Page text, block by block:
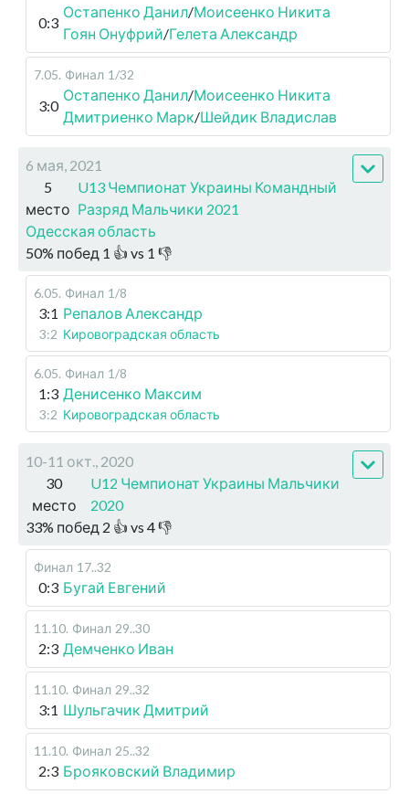
0:3
Остапенко Данил/Моисеенко Никита
Гоян Онуфрий/Гелета Александр
7.05. Финал 1/32
3:0
Остапенко Данил/Моисеенко Никита
Дмитриенко Марк/Шейдик Владислав
6 мая, 2021
5
место
U13 Чемпионат Украины Командный
Разряд Мальчики 2021
Одесская область
50% побед 1 👍 vs 1 👎
6.05. Финал 1/8
3:1 Репалов Александр
3:2 Кировоградская область
6.05. Финал 1/8
1:3 Денисенко Максим
3:2 Кировоградская область
10-11 окт., 2020
30
место
U12 Чемпионат Украины Мальчики
2020
33% побед 2 👍 vs 4👎
Финал 17..32
0:3 Бугай Евгений
11.10. Финал 29..30
2:3 Демченко Иван
11.10. Финал 29..32
3:1 Шульгачик Дмитрий
11.10. Финал 25..32
2:3 Брояковский Владимир